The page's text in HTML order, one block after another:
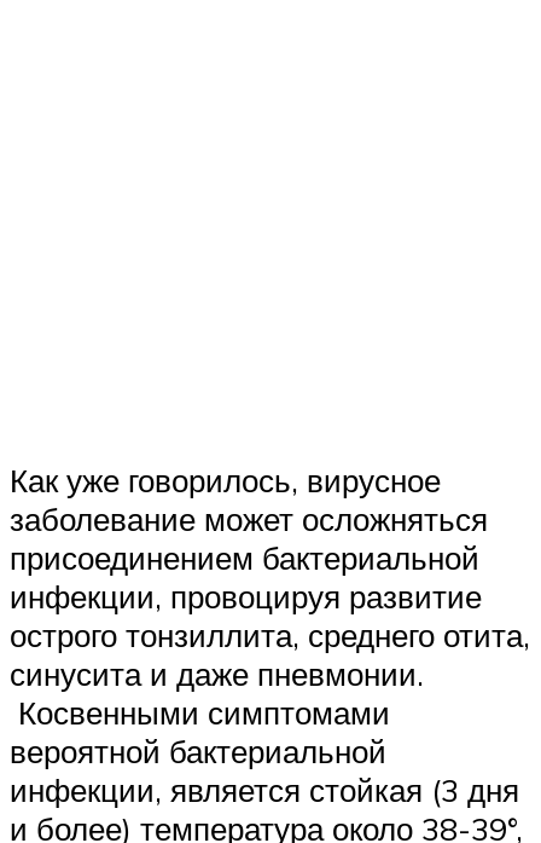
Как уже говорилось, вирусное
заболевание может осложняться
присоединением бактериальной
инфекции, провоцируя развитие
острого тонзиллита, среднего отита,
синусита и даже пневмонии.
Косвенными симптомами
вероятной бактериальной
инфекции, является стойкая (3 дня
и более) температура около 38-39°,